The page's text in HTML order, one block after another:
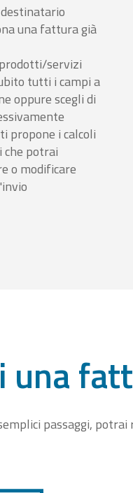
una fattura già
servizi
tutti i campi a
oppure scegli di
propone i calcoli
che potrai
o modificare
una
passaggi,